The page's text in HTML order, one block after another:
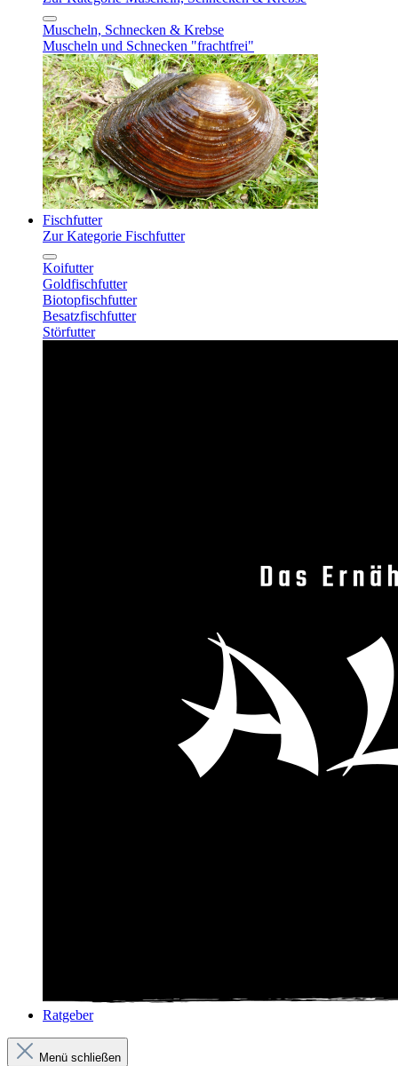
Muscheln, Schnecken & Krebse
Muscheln und Schnecken "frachtfrei"
Fischfutter
Zur Kategorie Fischfutter
Koifutter
Goldfischfutter
Biotopfischfutter
Besatzfischfutter
Störfutter
Ratgeber
Menü schließen